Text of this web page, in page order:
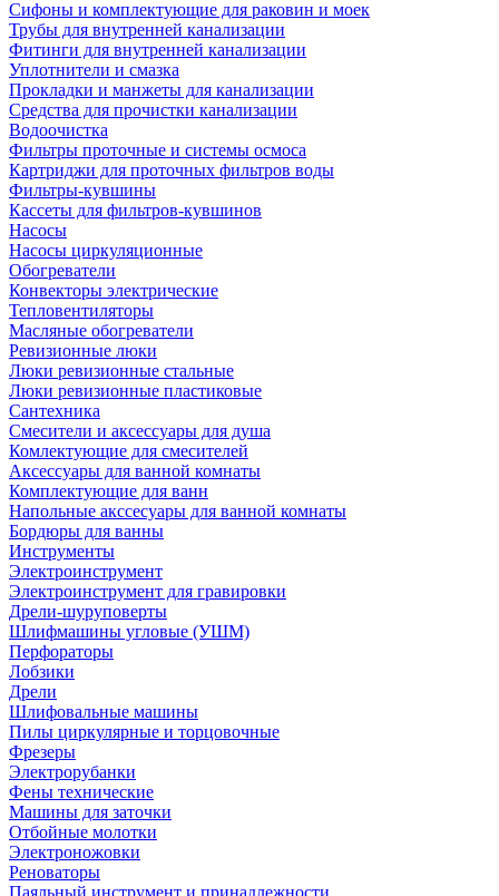
Сифоны и комплектующие для раковин и моек
Трубы для внутренней канализации
Фитинги для внутренней канализации
Уплотнители и смазка
Прокладки и манжеты для канализации
Средства для прочистки канализации
Водоочистка
Фильтры проточные и системы осмоса
Картриджи для проточных фильтров воды
Фильтры-кувшины
Кассеты для фильтров-кувшинов
Насосы
Насосы циркуляционные
Обогреватели
Конвекторы электрические
Тепловентиляторы
Масляные обогреватели
Ревизионные люки
Люки ревизионные стальные
Люки ревизионные пластиковые
Сантехника
Смесители и аксессуары для душа
Комлектующие для смесителей
Аксессуары для ванной комнаты
Комплектующие для ванн
Напольные акссесуары для ванной комнаты
Бордюры для ванны
Инструменты
Электроинструмент
Электроинструмент для гравировки
Дрели-шуруповерты
Шлифмашины угловые (УШМ)
Перфораторы
Лобзики
Дрели
Шлифовальные машины
Пилы циркулярные и торцовочные
Фрезеры
Электрорубанки
Фены технические
Машины для заточки
Отбойные молотки
Электроножовки
Реноваторы
Паяльный инструмент и принадлежности